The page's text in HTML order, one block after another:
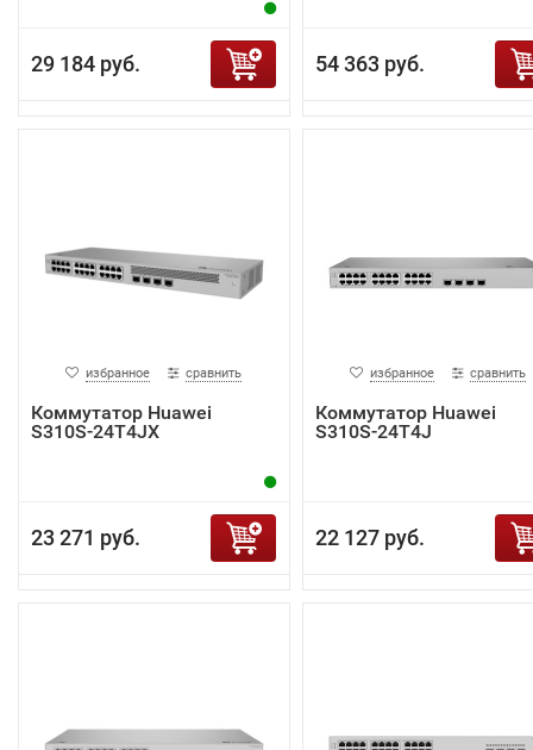
29 184 руб. 54 363 руб.
избранное сравнить
Коммутатор Huawei
S310S-24T4JX
23 271 руб.
избранное сравнить
Коммутатор Huawei
S310S-24T4J
22 127 руб.